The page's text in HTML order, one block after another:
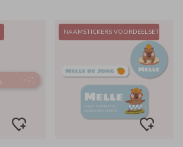
NAAMSTICKERS VOORDEELSET